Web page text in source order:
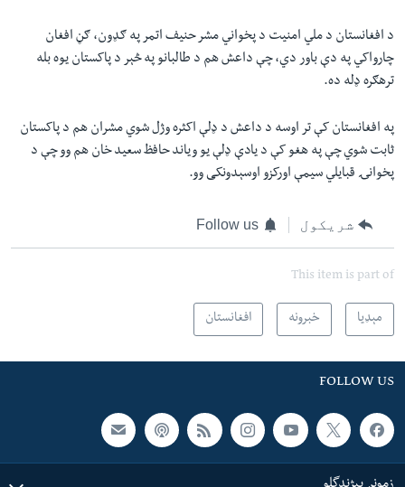
د افغانستان د ملي امنیت د پخواني مشر حنیف اتمر په ګډون، ګڼ افغان
چارواکي په دې باور دي، چې داعش هم د طالبانو په څېر د پاکستان یوه بله
ترهګره ډله ده.
په افغانستان کې تر اوسه د داعش د ډلې اکثره وژل شوي مشران هم د پاکستان
ثابت شوي چې په هغو کې د یادې ډلې یو ویاند حافظ سعید خان هم وو چې د
پخوانۍ قبایلي سیمې اورکزو اوسېدونکی وو.
شریکول Follow us
This item is part of
مېډیا خبرونه افغانستان
FOLLOW US